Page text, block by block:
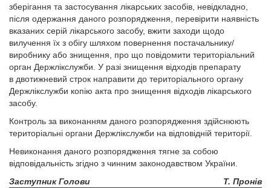
зберігання та застосування лікарських засобів, невідкладно,
після одержання даного розпорядження, перевірити наявність
вказаних серій лікарського засобу, вжити заходи щодо
вилучення їх з обігу шляхом повернення постачальнику/
виробнику або знищення, про що повідомити територіальний
орган Держлікслужби. У разі знищення відходів препарату
в двотижневий строк направити до територіального органу
Держлікслужби копію акта про знищення відходів лікарського
засобу.
Контроль за виконанням даного розпорядження здійснюють
територіальні органи Держлікслужби на відповідній території.
Невиконання даного розпорядження тягне за собою
відповідальність згідно з чинним законодавством України.
Заступник Голови
Т. Пронів